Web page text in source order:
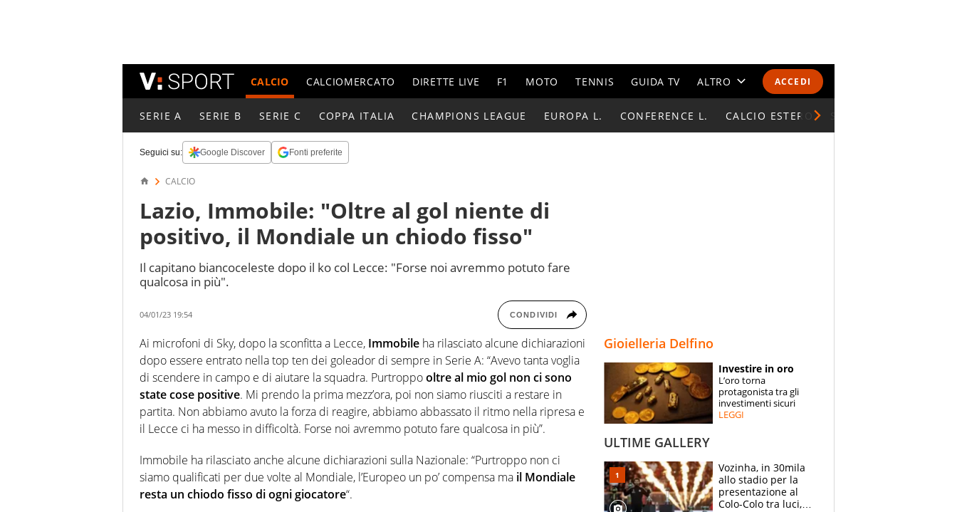
ACCEDI
CALCIO CALCIOMERCATO DIRETTE LIVE F1 MOTO TENNIS GUIDA TV ALTRO
CALENDARI E CLASSIFICHE
ESPERTI
CONTATTI
SERIE A SERIE B SERIE C COPPA ITALIA CHAMPIONS LEAGUE EUROPA L. CONFERENCE L. CALCIO ESTERO
Seguici su: Google Discover Fonti preferite
CALCIO
Lazio, Immobile: "Oltre al gol niente di
positivo, il Mondiale un chiodo fisso"
Il capitano biancoceleste dopo il ko col Lecce: "Forse noi avremmo potuto fare
qualcosa in più".
04/01/23 19:54 CONDIVIDI
Ai microfoni di Sky, dopo la sconfitta a Lecce, Immobile ha rilasciato alcune dichiarazioni
dopo essere entrato nella top ten dei goleador di sempre in Serie A: “Avevo tanta voglia
di scendere in campo e di aiutare la squadra. Purtroppooltre al mio gol non ci sono
state cose positive. Mi prendo la prima mezz’ora, poi non siamo riusciti a restare in
partita. Non abbiamo avuto la forza di reagire, abbiamo abbassato il ritmo nella ripresa e
il Lecce ci ha messo in difficoltà. Forse noi avremmo potuto fare qualcosa in più”.
Immobile ha rilasciato anche alcune dichiarazioni sulla Nazionale: “Purtroppo non ci
siamo qualificati per due volte al Mondiale, l’Europeo un po’ compensa ma il Mondiale
resta un chiodo fisso di ogni giocatore“.
Gioielleria Delfino
Investire in oro
L’oro torna
protagonista tra gli
investimenti sicuri
LEGGI
ULTIME GALLERY
Vozinha, in 30mila
allo stadio per la
presentazione al
Colo-Colo tra luci,